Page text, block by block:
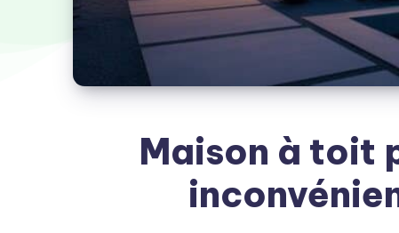
Maison à toit